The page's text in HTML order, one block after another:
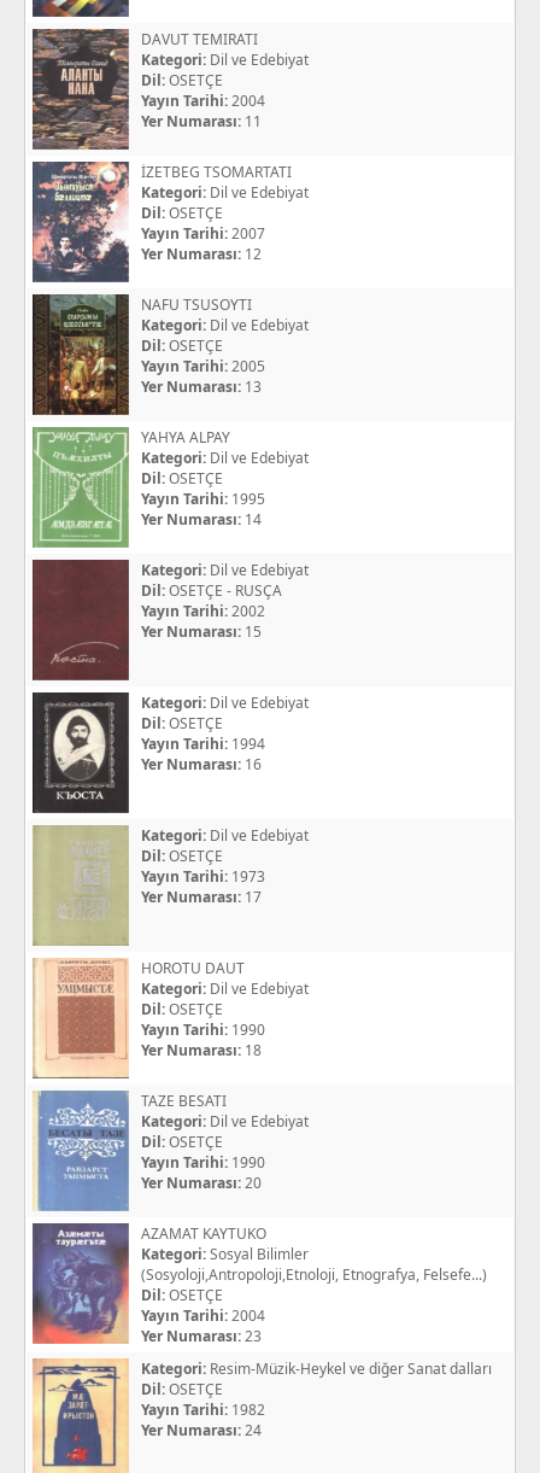
DAVUT TEMIRATI
Kategori: Dil ve Edebiyat
Dil:OSETÇE
Yayın Tarihi:2004
Yer Numarası: 11
İZETBEG TSOMARTATI
Kategori: Dil ve Edebiyat
Dil:OSETÇE
Yayın Tarihi:2007
Yer Numarası: 12
NAFU TSUSOYTI
Kategori: Dil ve Edebiyat
Dil:OSETÇE
Yayın Tarihi:2005
Yer Numarası: 13
YAHYA ALPAY
Kategori: Dil ve Edebiyat
Dil:OSETÇE
Yayın Tarihi: 1995
Yer Numarası: 14
Kategori: Dil ve Edebiyat
Dil:OSETÇE - RUSÇA
Yayın Tarihi:2002
Yer Numarası: 15
Kategori: Dil ve Edebiyat
Dil:OSETÇE
Yayın Tarihi: 1994
Yer Numarası: 16
Kategori: Dil ve Edebiyat
Dil:OSETÇE
Yayın Tarihi: 1973
Yer Numarası: 17
HOROTU DAUT
Kategori: Dil ve Edebiyat
Dil:OSETÇE
Yayın Tarihi: 1990
Yer Numarası: 18
TAZE BESATI
Kategori: Dil ve Edebiyat
Dil:OSETÇE
Yayın Tarihi: 1990
Yer Numarası:20
AZAMAT KAYTUKO
Kategori:Sosyal Bilimler
(Sosyoloji,Antropoloji,Etnoloji, Etnografya, Felsefe...)
Dil:OSETÇE
Yayın Tarihi:2004
Yer Numarası:23
Kategori: Resim-Müzik-Heykel ve diğer Sanat dalları
Dil:OSETÇE
Yayın Tarihi: 1982
Yer Numarası:24